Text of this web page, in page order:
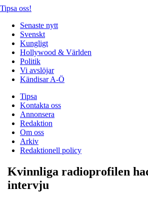
Tipsa oss!
Senaste nytt
Svenskt
Kungligt
Hollywood & Världen
Politik
Vi avslöjar
Kändisar A-Ö
Tipsa
Kontakta oss
Annonsera
Redaktion
Om oss
Arkiv
Redaktionell policy
Kvinnliga radioprofilen
intervju